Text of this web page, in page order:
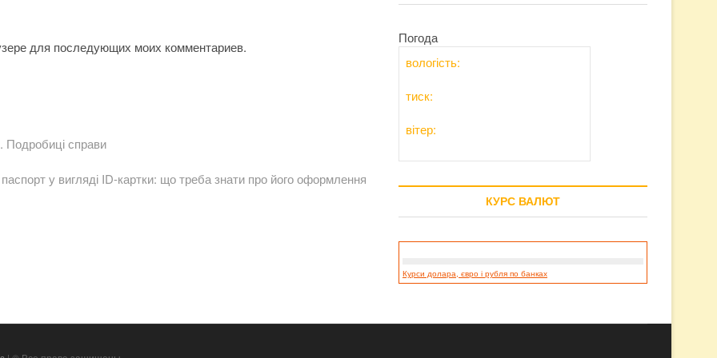
для последующих моих комментариев.
Подробиці справи
паспорт у вигляді ID-картки: що треба знати про його оформлення
Погода
вологість:
тиск:
вітер:
КУРС ВАЛЮТ
Курси долара, євро і рубля по банках